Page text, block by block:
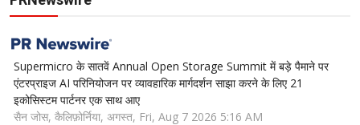
Supermicro के सातवें Annual Open Storage Summit में बड़े पैमाने पर
एंटरप्राइज AI परिनियोजन पर व्यावहारिक मार्गदर्शन साझा करने के लिए 21
इकोसिस्टम पार्टनर एक साथ आए
सैन जोस, कैलिफ़ोर्निया, अगस्त, Fri, Aug 7 2026 5:16 AM